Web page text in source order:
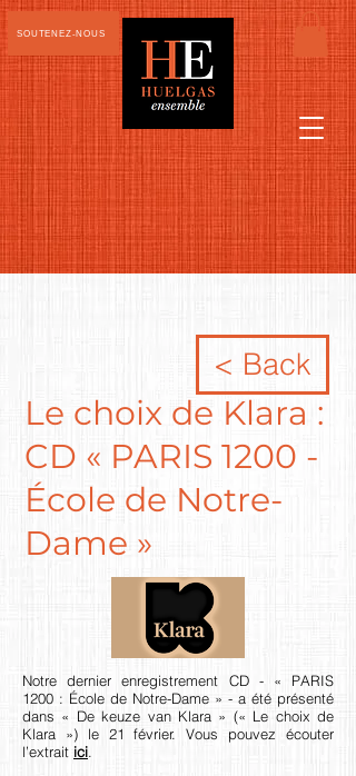
SOUTENEZ-NOUS
< Back
Le choix de Klara :
CD « PARIS 1200 -
École de Notre-
Dame »
Notre dernier enregistrement CD - « PARIS
1200 : École de Notre-Dame » - a été présenté
dans « De keuze van Klara » (« Le choix de
Klara ») le 21 février. Vous pouvez écouter
l’extrait ici.